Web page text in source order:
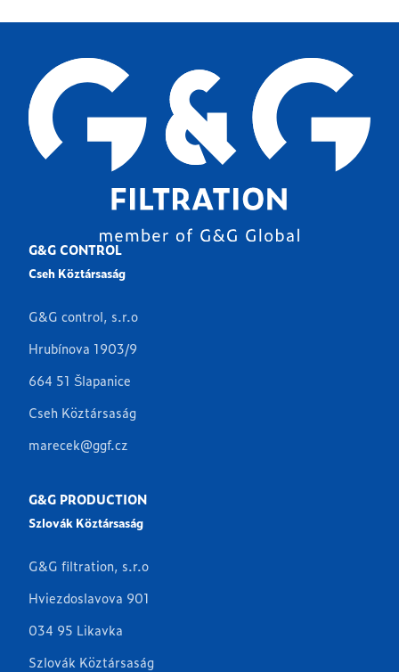
G&G CONTROL
Cseh Köztársaság
G&G control, s.r.o
Hrubínova 1903/9
664 51 Šlapanice
Cseh Köztársaság
marecek@ggf.cz
G&G PRODUCTION
Szlovák Köztársaság
G&G filtration, s.r.o
Hviezdoslavova 901
034 95 Likavka
Szlovák Köztársaság